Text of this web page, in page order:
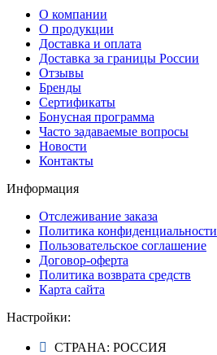
О компании
О продукции
Доставка и оплата
Доставка за границы России
Отзывы
Бренды
Сертификаты
Бонусная программа
Часто задаваемые вопросы
Новости
Контакты
Информация
Отслеживание заказа
Политика конфиденциальности
Пользовательское соглашение
Договор-оферта
Политика возврата средств
Карта сайта
Настройки:
СТРАНА: РОССИЯ